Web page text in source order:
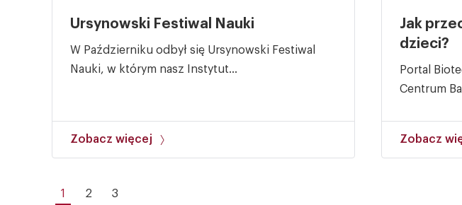
Ursynowski Festiwal Nauki
W Październiku odbył się Ursynowski Festiwal
Nauki, w którym nasz Instytut...
Zobacz więcej
Jak
dzieci?
Portal
Centrum
Zobacz
1 2 3